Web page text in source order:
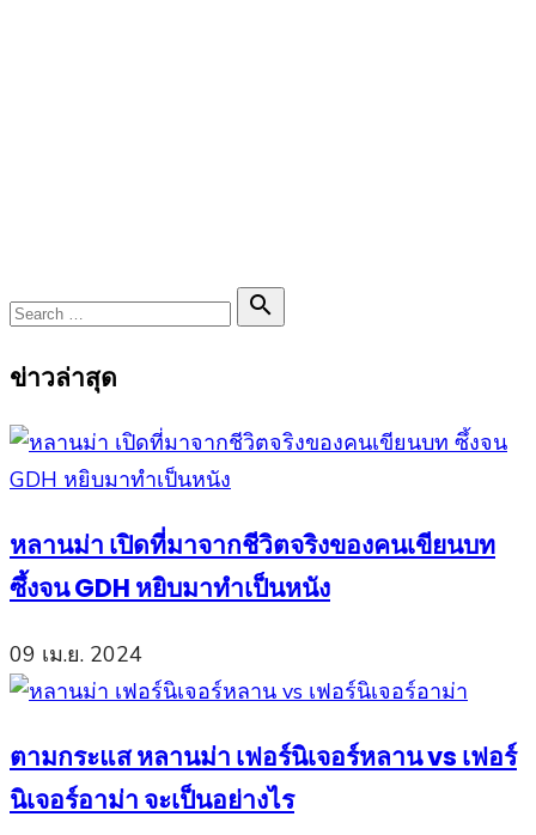
Search

Search
ข่าวล่าสุด
หลานม่า เปิดที่มาจากชีวิตจริงของคนเขียนบท
ซึ้งจน GDH หยิบมาทำเป็นหนัง
09 เม.ย. 2024
ตามกระแส หลานม่า เฟอร์นิเจอร์หลาน vs เฟอร์
นิเจอร์อาม่า จะเป็นอย่างไร